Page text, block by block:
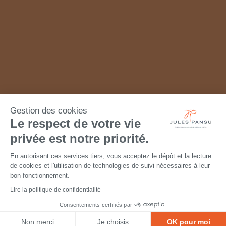
Gestion des cookies
Le respect de votre vie
privée est notre priorité.
En autorisant ces services tiers, vous acceptez le dépôt et la lecture
de cookies et l'utilisation de technologies de suivi nécessaires à leur
bon fonctionnement.
Lire la politique de confidentialité
Consentements certifiés par
Non merci Je choisis OK pour moi